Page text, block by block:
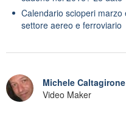
Calendario scioperi
settore aereo e ferroviario
Michele Caltagirone
Video Maker